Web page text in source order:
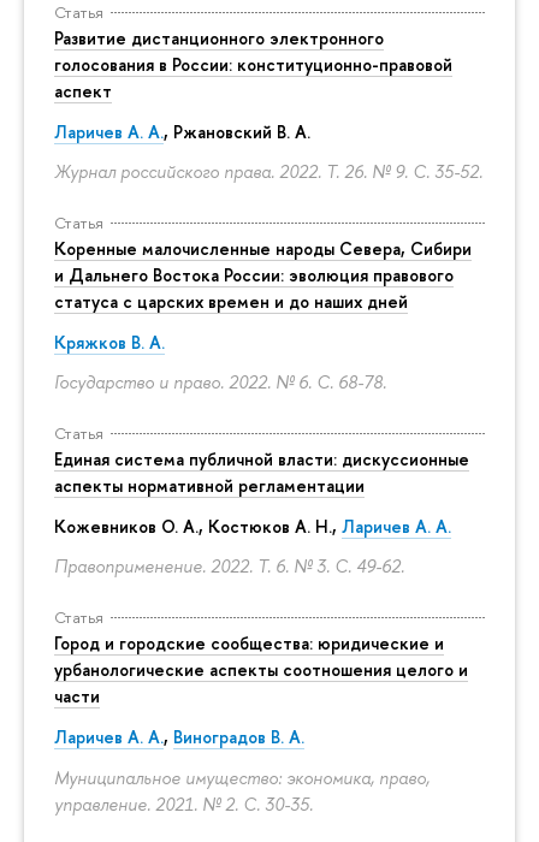
Статья
Развитие дистанционного электронного
голосования в России: конституционно-правовой
аспект
Ларичев А. А., Ржановский В. А.
Журнал российского права. 2022. Т. 26. № 9. С. 35-52.
Статья
Коренные малочисленные народы Севера, Сибири
и Дальнего Востока России: эволюция правового
статуса с царских времен и до наших дней
Кряжков В. А.
Государство и право. 2022. № 6. С. 68-78.
Статья
Единая система публичной власти: дискуссионные
аспекты нормативной регламентации
Кожевников О. А., Костюков А. Н., Ларичев А. А.
Правоприменение. 2022. Т. 6. № 3. С. 49-62.
Статья
Город и городские сообщества: юридические и
урбанологические аспекты соотношения целого и
части
Ларичев А. А., Виноградов В. А.
Муниципальное имущество: экономика, право,
управление. 2021. № 2. С. 30-35.